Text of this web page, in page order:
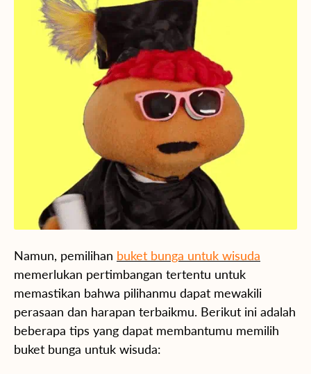
Namun, pemilihan buket bunga untuk wisuda
memerlukan pertimbangan tertentu untuk
memastikan bahwa pilihanmu dapat mewakili
perasaan dan harapan terbaikmu. Berikut ini adalah
beberapa tips yang dapat membantumu memilih
buket bunga untuk wisuda: